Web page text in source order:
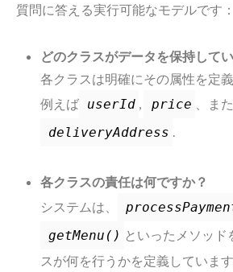
質問に答える実行可能なモデルです：
どのクラスがデータを保持して
各クラスは明確にその属性を定
例えば userId price
、ま
deliveryAddress
各クラスの責任は何ですか？
システムは、
getMenu() といったメソッド
スが何を行うかを定義しています